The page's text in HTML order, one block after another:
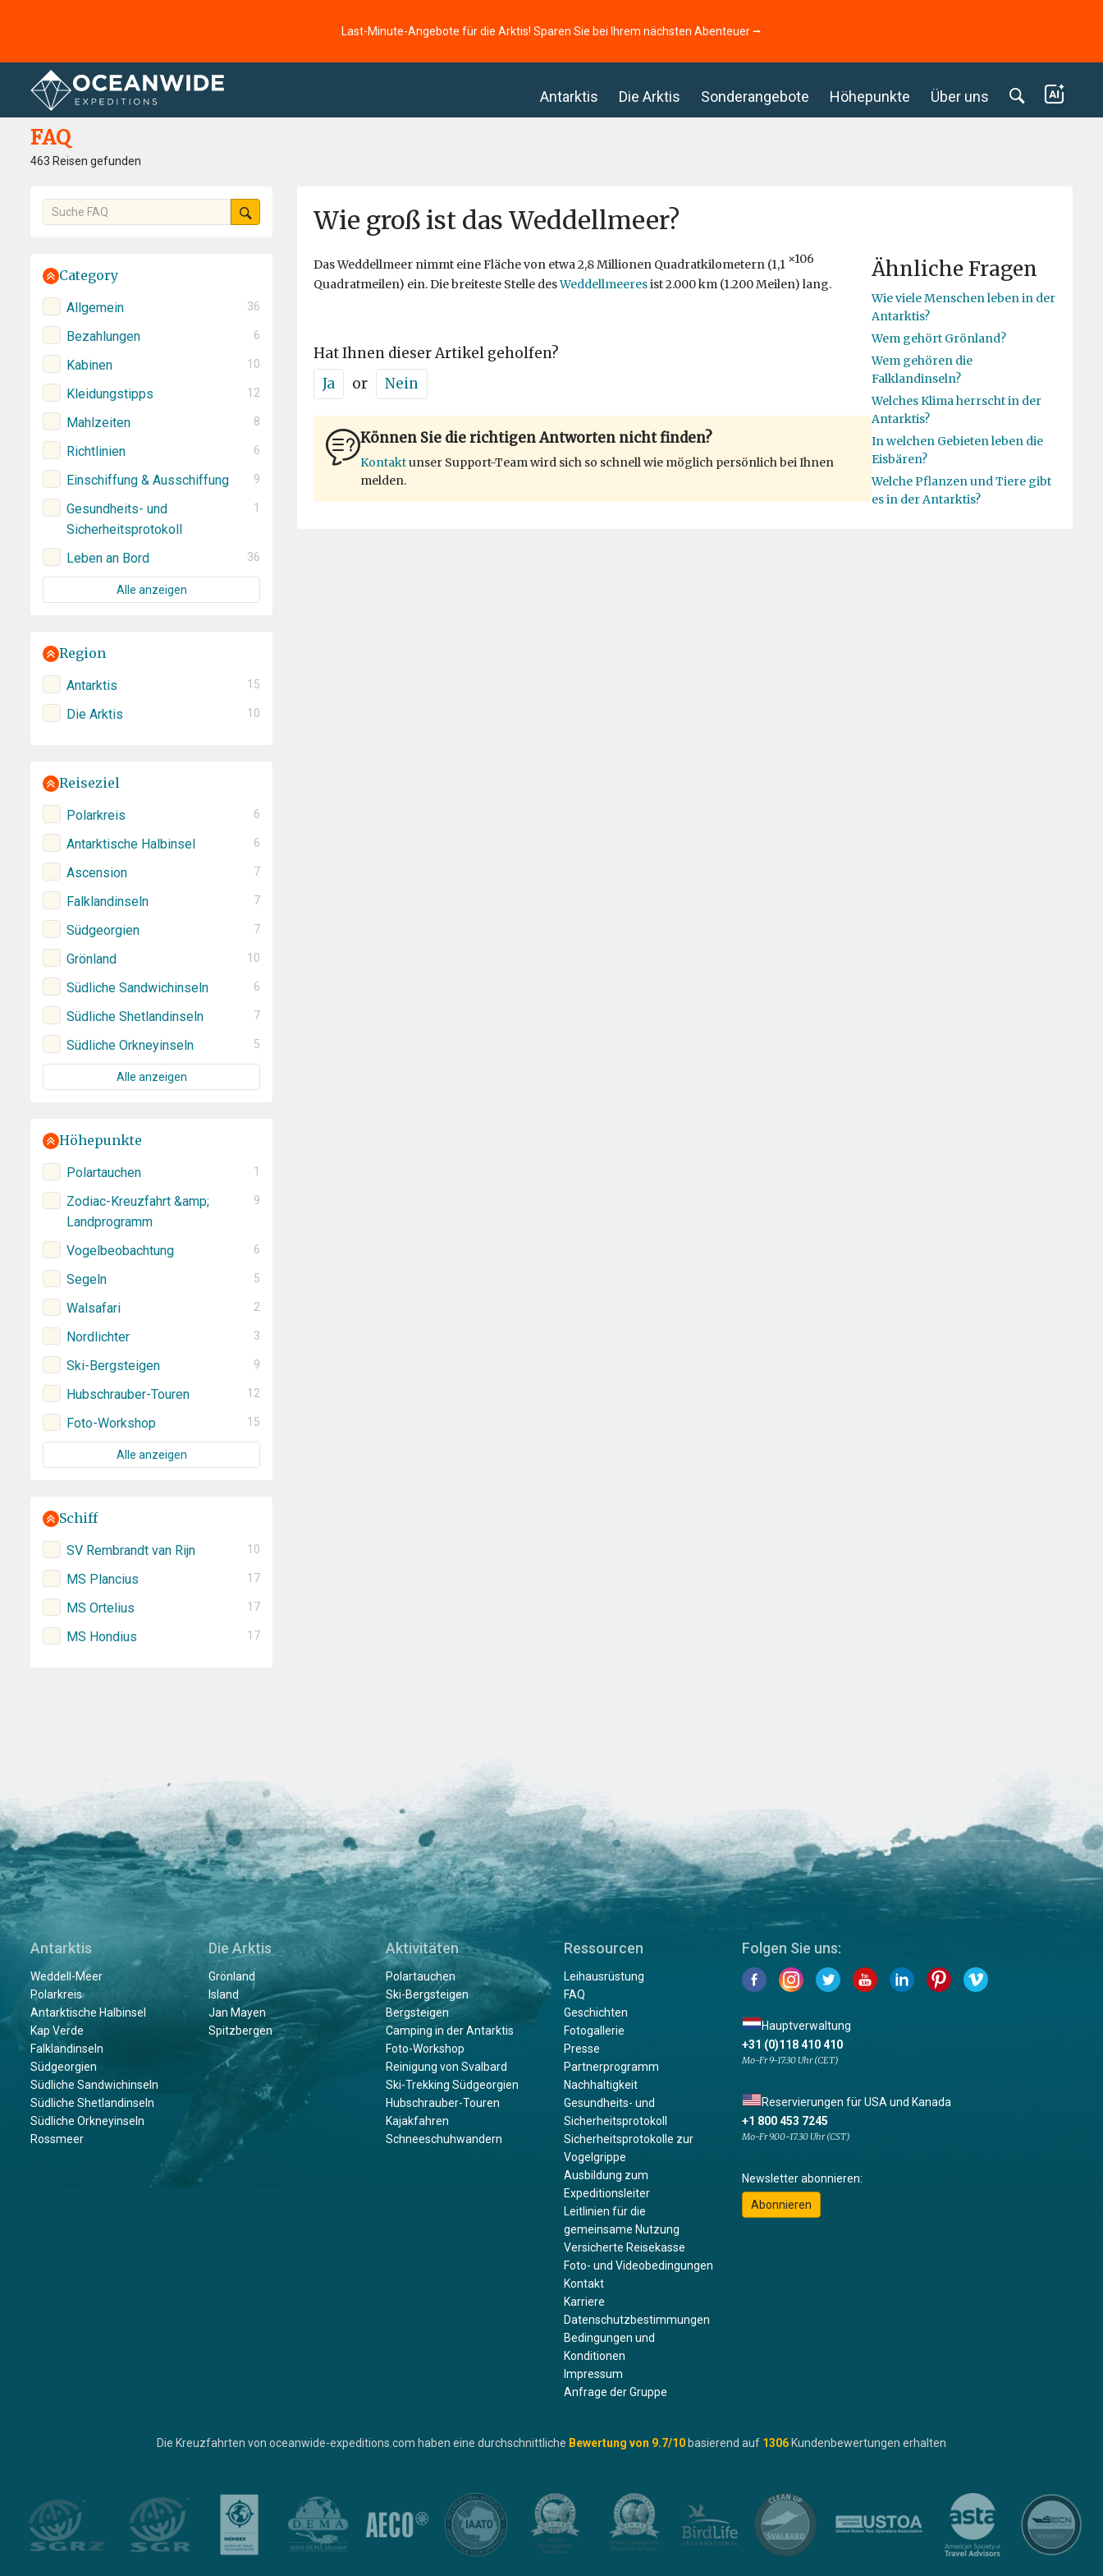
Last-Minute-Angebote für die Arktis! Sparen Sie bei Ihrem nächsten Abenteuer ⭢
Antarktis Die Arktis Sonderangebote Höhepunkte Über uns
Startseite FAQ
FAQ
463 Reisen gefunden
Category
Allgemein 36
Bezahlungen 6
Kabinen 10
Kleidungstipps 12
Mahlzeiten 8
Richtlinien 6
Einschiffung & Ausschiffung 9
Gesundheits- und
Sicherheitsprotokoll
1
Leben an Bord 36
Alle anzeigen
Region
Antarktis 15
Die Arktis 10
Reiseziel
Polarkreis 6
Antarktische Halbinsel 6
Ascension 7
Falklandinseln 7
Südgeorgien 7
Grönland 10
Südliche Sandwichinseln 6
Südliche Shetlandinseln 7
Südliche Orkneyinseln 5
Alle anzeigen
Höhepunkte
Polartauchen 1
Zodiac-Kreuzfahrt &amp;
Landprogramm
9
Vogelbeobachtung 6
Segeln 5
Walsafari 2
Nordlichter 3
Ski-Bergsteigen 9
Hubschrauber-Touren 12
Foto-Workshop 15
Alle anzeigen
Schiff
SV Rembrandt van Rijn 10
MS Plancius 17
MS Ortelius 17
MS Hondius 17
Wie groß ist das Weddellmeer?
Das Weddellmeer nimmt eine Fläche von etwa 2,8 Millionen Quadratkilometern (1,1 ×106
Quadratmeilen) ein. Die breiteste Stelle desWeddellmeeresist 2.000 km (1.200 Meilen) lang.
Hat Ihnen dieser Artikel geholfen?
Ja
or Nein
Können Sie die richtigen Antworten nicht finden?
Kontaktunser Support-Team wird sich so schnell wie möglich persönlich bei Ihnen
melden.
Ähnliche Fragen
Wie viele Menschen leben in der
Antarktis?
Wem gehört Grönland?
Wem gehören die
Falklandinseln?
Welches Klima herrscht in der
Antarktis?
In welchen Gebieten leben die
Eisbären?
Welche Pflanzen und Tiere gibt
es in der Antarktis?
Antarktis
Weddell-Meer
Polarkreis
Antarktische Halbinsel
Kap Verde
Falklandinseln
Südgeorgien
Südliche Sandwichinseln
Südliche Shetlandinseln
Südliche Orkneyinseln
Rossmeer
Die Arktis
Grönland
Island
Jan Mayen
Spitzbergen
Aktivitäten
Polartauchen
Ski-Bergsteigen
Bergsteigen
Camping in der Antarktis
Foto-Workshop
Reinigung von Svalbard
Ski-Trekking Südgeorgien
Hubschrauber-Touren
Kajakfahren
Schneeschuhwandern
Ressourcen
Leihausrüstung
FAQ
Geschichten
Fotogallerie
Presse
Partnerprogramm
Nachhaltigkeit
Gesundheits- und
Sicherheitsprotokoll
Sicherheitsprotokolle zur
Vogelgrippe
Ausbildung zum
Expeditionsleiter
Leitlinien für die
gemeinsame Nutzung
Versicherte Reisekasse
Foto- und Videobedingungen
Kontakt
Karriere
Datenschutzbestimmungen
Bedingungen und
Konditionen
Impressum
Anfrage der Gruppe
Folgen Sie uns:
Hauptverwaltung
+31 (0)118 410 410
Mo-Fr 9-17:30 Uhr (CET)
Reservierungen für USA und Kanada
+1 800 453 7245
Mo-Fr 9.00-17.30 Uhr (CST)
Newsletter abonnieren:
Abonnieren
Die Kreuzfahrten von oceanwide-expeditions.com haben eine durchschnittliche Bewertung von 9.7/10 basierend auf 1306 Kundenbewertungen erhalten